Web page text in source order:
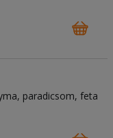
paradicsom feta